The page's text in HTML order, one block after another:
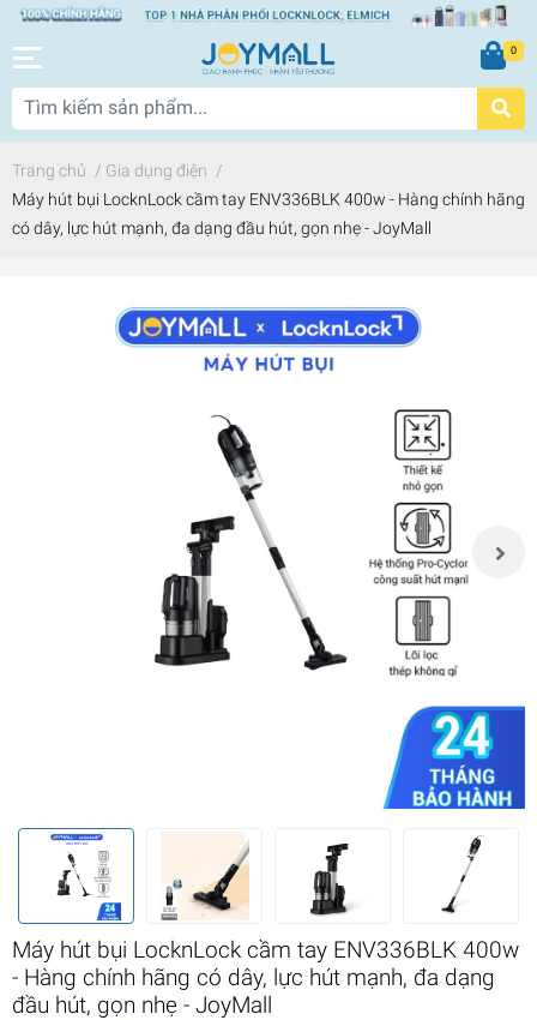
0
Trang chủ / Gia dụng điện /
Máy hút bụi LocknLock cầm tay ENV336BLK 400w - Hàng chính hãng
có dây, lực hút mạnh, đa dạng đầu hút, gọn nhẹ - JoyMall
Máy hút bụi LocknLock cầm tay ENV336BLK 400w
- Hàng chính hãng có dây, lực hút mạnh, đa dạng
đầu hút, gọn nhẹ - JoyMall